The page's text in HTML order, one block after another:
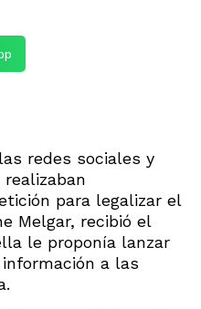
redes sociales y
para legalizar el
Melgar, recibió el
le proponía lanzar
a las